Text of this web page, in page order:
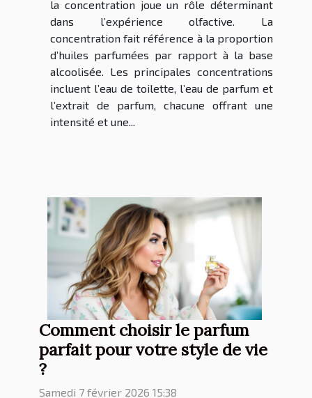
la concentration joue un rôle déterminant
dans l’expérience olfactive. La
concentration fait référence à la proportion
d’huiles parfumées par rapport à la base
alcoolisée. Les principales concentrations
incluent l’eau de toilette, l’eau de parfum et
l’extrait de parfum, chacune offrant une
intensité et une...
Comment choisir le parfum
parfait pour votre style de vie
?
Samedi 7 février 2026 15:38